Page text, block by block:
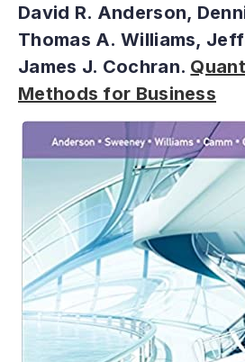
David R. Anderson,
Thomas A. Williams,
James J. Cochran.
Methods for Business